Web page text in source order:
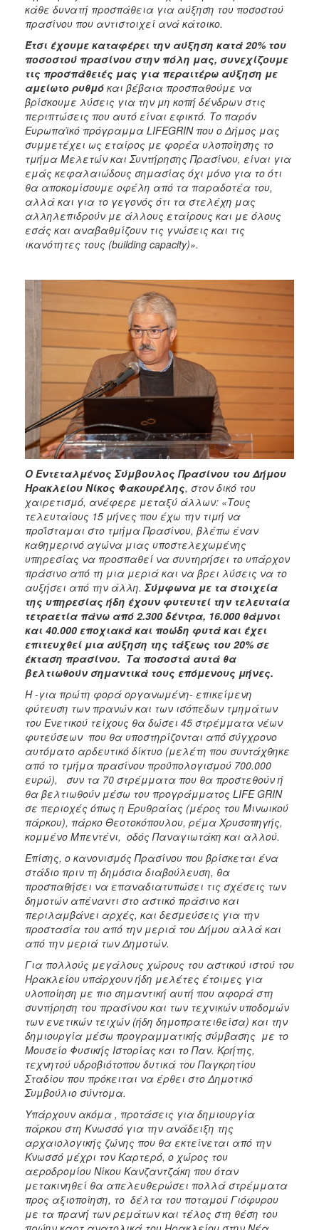
κάθε δυνατή προσπάθεια για αύξηση του ποσοστού
πρασίνου που αντιστοιχεί ανά κάτοικο.
Έτσι έχουμε καταφέρει την αύξηση κατά 20% του
ποσοστού πρασίνου στην πόλη μας, συνεχίζουμε
τις προσπάθειές μας για περαιτέρω αύξηση με
αμείωτο ρυθμό και βέβαια προσπαθούμε να
βρίσκουμε λύσεις για την μη κοπή δένδρων στις
περιπτώσεις που αυτό είναι εφικτό. Το παρόν
Ευρωπαϊκό πρόγραμμα LIFEGRIN που ο Δήμος μας
συμμετέχει ως εταίρος με φορέα υλοποίησης το
τμήμα Μελετών και Συντήρησης Πρασίνου, είναι για
εμάς κεφαλαιώδους σημασίας όχι μόνο για το ότι
θα αποκομίσουμε οφέλη από τα παραδοτέα του,
αλλά και για το γεγονός ότι τα στελέχη μας
αλληλεπιδρούν με άλλους εταίρους και με όλους
εσάς και αναβαθμίζουν τις γνώσεις και τις
ικανότητες τους (building capacity)».
Ο Εντεταλμένος Σύμβουλος Πρασίνου του Δήμου
Ηρακλείου Νίκος Φακουρέλης, στον δικό του
χαιρετισμό, ανέφερε μεταξύ άλλων: «Τους
τελευταίους 15 μήνες που έχω την τιμή να
προΐσταμαι στο τμήμα Πρασίνου, βλέπω έναν
καθημερινό αγώνα μιας υποστελεχωμένης
υπηρεσίας να προσπαθεί να συντηρήσει το υπάρχον
πράσινο από τη μια μεριά και να βρει λύσεις να το
αυξήσει από την άλλη. Σύμφωνα με τα στοιχεία
της υπηρεσίας ήδη έχουν φυτευτεί την τελευταία
τετραετία πάνω από 2.300 δέντρα, 16.000 θάμνοι
και 40.000 εποχιακά και ποώδη φυτά και έχει
επιτευχθεί μια αύξηση της τάξεως του 20% σε
έκταση πρασίνου. Τα ποσοστά αυτά θα
βελτιωθούν σημαντικά τους επόμενους μήνες.
Η -για πρώτη φορά οργανωμένη- επικείμενη
φύτευση των πρανών και των ισόπεδων τμημάτων
του Ενετικού τείχους θα δώσει 45 στρέμματα νέων
φυτεύσεων που θα υποστηρίζονται από σύγχρονο
αυτόματο αρδευτικό δίκτυο (μελέτη που συντάχθηκε
από το τμήμα πρασίνου προϋπολογισμού 700.000
ευρώ), συν τα 70 στρέμματα που θα προστεθούν ή
θα βελτιωθούν μέσω του προγράμματος LIFE GRIN
σε περιοχές όπως η Ερυθραίας (μέρος του Μινωικού
πάρκου), πάρκο Θεοτοκόπουλου, ρέμα Χρυσοπηγής,
κομμένο Μπεντένι, οδός Παναγιωτάκη και αλλού.
Επίσης, ο κανονισμός Πρασίνου που βρίσκεται ένα
στάδιο πριν τη δημόσια διαβούλευση, θα
προσπαθήσει να επαναδιατυπώσει τις σχέσεις των
δημοτών απέναντι στο αστικό πράσινο και
περιλαμβάνει αρχές, και δεσμεύσεις για την
προστασία του από την μεριά του Δήμου αλλά και
από την μεριά των Δημοτών.
Για πολλούς μεγάλους χώρους του αστικού ιστού του
Ηρακλείου υπάρχουν ήδη μελέτες έτοιμες για
υλοποίηση με πιο σημαντική αυτή που αφορά στη
συντήρηση του πρασίνου και των τεχνικών υποδομών
των ενετικών τειχών (ήδη δημοπρατειθείσα) και την
δημιουργία μέσω προγραμματικής σύμβασης με το
Μουσείο Φυσικής Ιστορίας και το Παν. Κρήτης,
τεχνητού υδροβιότοπου δυτικά του Παγκρητίου
Σταδίου που πρόκειται να έρθει στο Δημοτικό
Συμβούλιο σύντομα.
Υπάρχουν ακόμα , προτάσεις για δημιουργία
πάρκου στη Κνωσσό για την ανάδειξη της
αρχαιολογικής ζώνης που θα εκτείνεται από την
Κνωσσό μέχρι τον Καρτερό, ο χώρος του
αεροδρομίου Νίκου Κανζαντζάκη που όταν
μετακινηθεί θα απελευθερώσει πολλά στρέμματα
προς αξιοποίηση, το δέλτα του ποταμού Γιόφυρου
με τα πρανή των ρεμάτων και τέλος στη θέση του